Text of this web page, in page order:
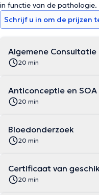
in functie van de pathologie.
Schrijf u in om de prijzen
Algemene Consultatie
20 min
Anticonceptie en SOA
20 min
Bloedonderzoek
20 min
Certificaat van
20 min